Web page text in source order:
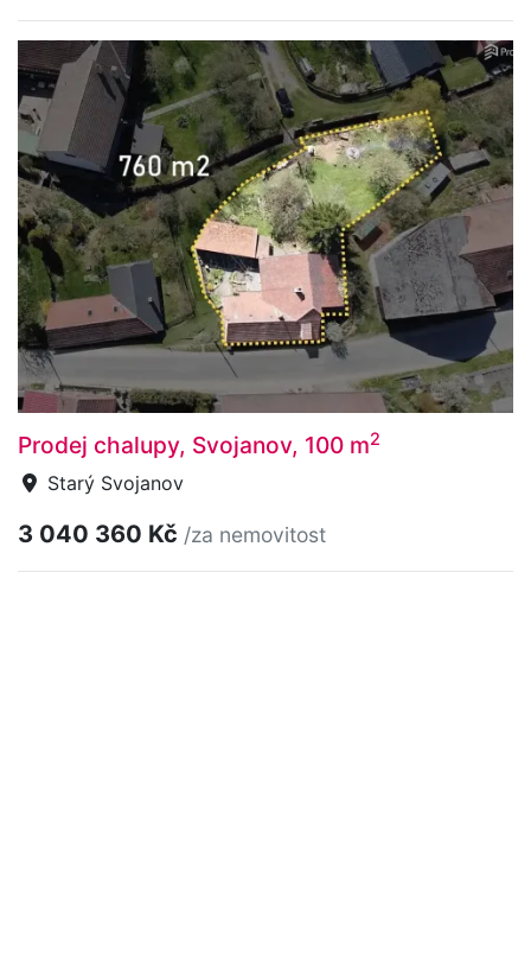
Prodej chalupy, Svojanov, 100 m2
Starý Svojanov
3 040 360 Kč /za nemovitost